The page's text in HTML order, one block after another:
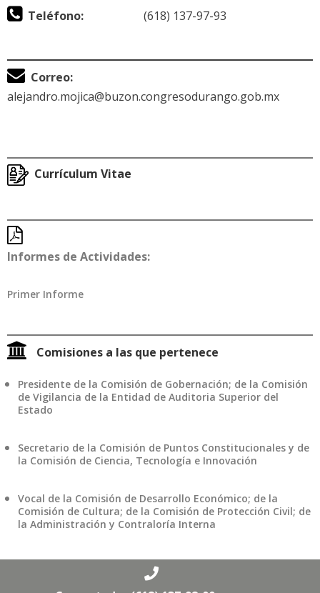
Teléfono: (618) 137-97-93
Correo:
alejandro.mojica@buzon.congresodurango.gob.mx
Currículum Vitae
Informes de Actividades:
Primer Informe
Comisiones a las que pertenece
Presidente de la Comisión de Gobernación; de la Comisión
de Vigilancia de la Entidad de Auditoria Superior del
Estado
Secretario de la Comisión de Puntos Constitucionales y de
la Comisión de Ciencia, Tecnología e Innovación
Vocal de la Comisión de Desarrollo Económico; de la
Comisión de Cultura; de la Comisión de Protección Civil; de
la Administración y Contraloría Interna